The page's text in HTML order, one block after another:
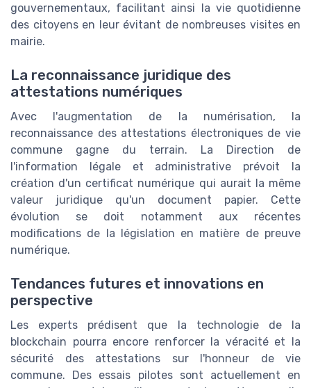
gouvernementaux, facilitant ainsi la vie quotidienne
des citoyens en leur évitant de nombreuses visites en
mairie.
La reconnaissance juridique des
attestations numériques
Avec l'augmentation de la numérisation, la
reconnaissance des attestations électroniques de vie
commune gagne du terrain. La Direction de
l'information légale et administrative prévoit la
création d'un certificat numérique qui aurait la même
valeur juridique qu'un document papier. Cette
évolution se doit notamment aux récentes
modifications de la législation en matière de preuve
numérique.
Tendances futures et innovations en
perspective
Les experts prédisent que la technologie de la
blockchain pourra encore renforcer la véracité et la
sécurité des attestations sur l'honneur de vie
commune. Des essais pilotes sont actuellement en